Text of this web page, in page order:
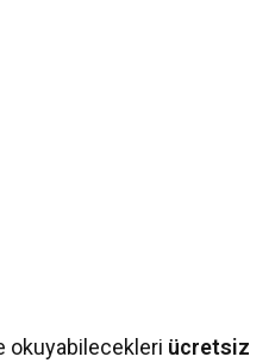
okuyabilecekleri ücretsiz